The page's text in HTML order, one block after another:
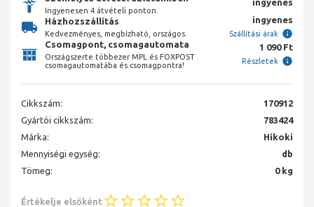
Ingyenesen 4 átvételi ponton.
ingyenes
Házhozszállítás
Kedvezményes, megbízható, országos.
ingyenes
Szállítási árak
Csomagpont, csomagautomata
Országszerte többezer MPL és FOXPOST
csomagautomatába és csomagpontra!
1 090 Ft
Részletek
Cikkszám:
170912
Gyártói cikkszám:
783424
Márka:
Hikoki
Mennyiségi egység:
db
Tömeg:
0 kg
Értékelje elsőként